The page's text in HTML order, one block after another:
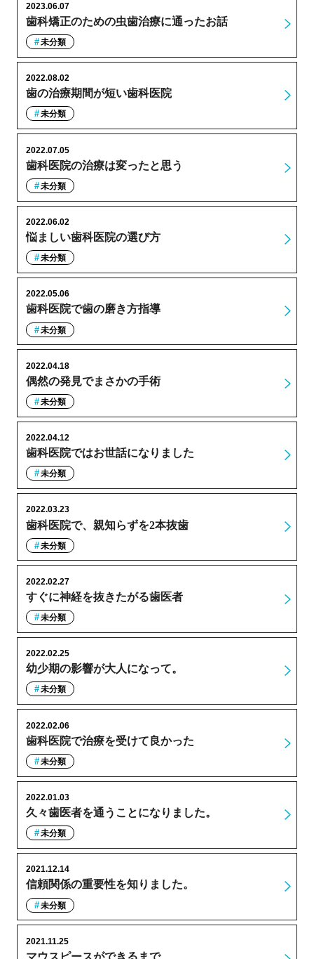
歯科矯正のための虫歯治療に通ったお話
2023.06.07
未分類
歯の治療期間が短い歯科医院
2022.08.02
未分類
歯科医院の治療は変ったと思う
2022.07.05
未分類
悩ましい歯科医院の選び方
2022.06.02
未分類
歯科医院で歯の磨き方指導
2022.05.06
未分類
偶然の発見でまさかの手術
2022.04.18
未分類
歯科医院ではお世話になりました
2022.04.12
未分類
歯科医院で、親知らずを2本抜歯
2022.03.23
未分類
すぐに神経を抜きたがる歯医者
2022.02.27
未分類
幼少期の影響が大人になって。
2022.02.25
未分類
歯科医院で治療を受けて良かった
2022.02.06
未分類
久々歯医者を通うことになりました。
2022.01.03
未分類
信頼関係の重要性を知りました。
2021.12.14
未分類
マウスピースができるまで
2021.11.25